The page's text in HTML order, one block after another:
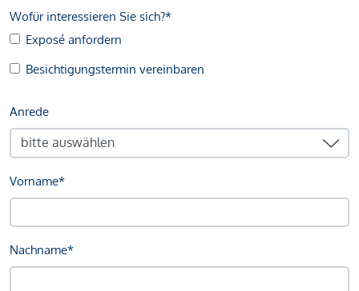
Wofür interessieren Sie sich?*
Exposé anfordern
Besichtigungstermin vereinbaren
Anrede
Vorname*
Nachname*